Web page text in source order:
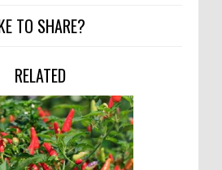
TO SHARE?
RELATED